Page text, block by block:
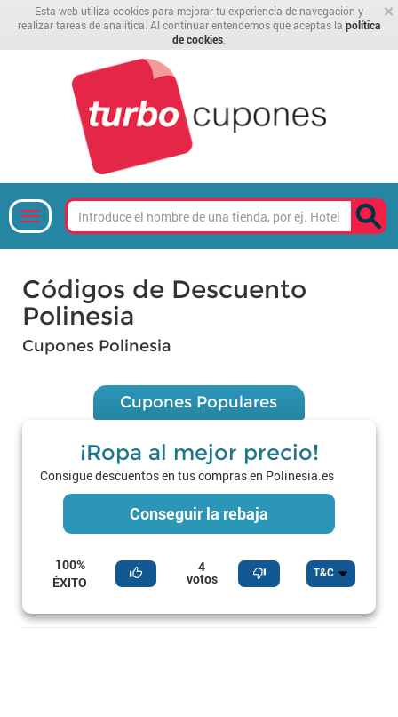
×
Esta web utiliza cookies para mejorar tu experiencia de navegación y
realizar tareas de analítica. Al continuar entendemos que aceptas la política
de cookies
Códigos de Descuento
Polinesia
Cupones Polinesia
Cupones Populares
¡Ropa al mejor precio!
Consigue descuentos en tus compras en Polinesia.es
Conseguir la rebaja
100%
ÉXITO
4
votos T&C